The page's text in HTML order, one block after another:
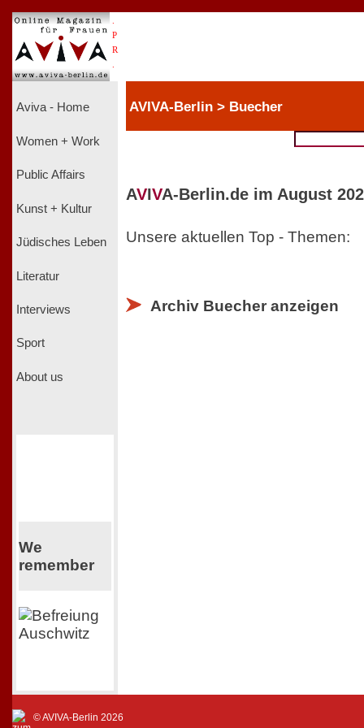
P
R
Aviva - Home
Women + Work
Public Affairs
Kunst + Kultur
Jüdisches Leben
Literatur
Interviews
Sport
About us
We
remember
AVIVA-Berlin > Buecher
AVIVA-Berlin.de im August
Unsere aktuellen Top - Themen:
Archiv Buecher anzeigen
© AVIVA-Berlin 2026